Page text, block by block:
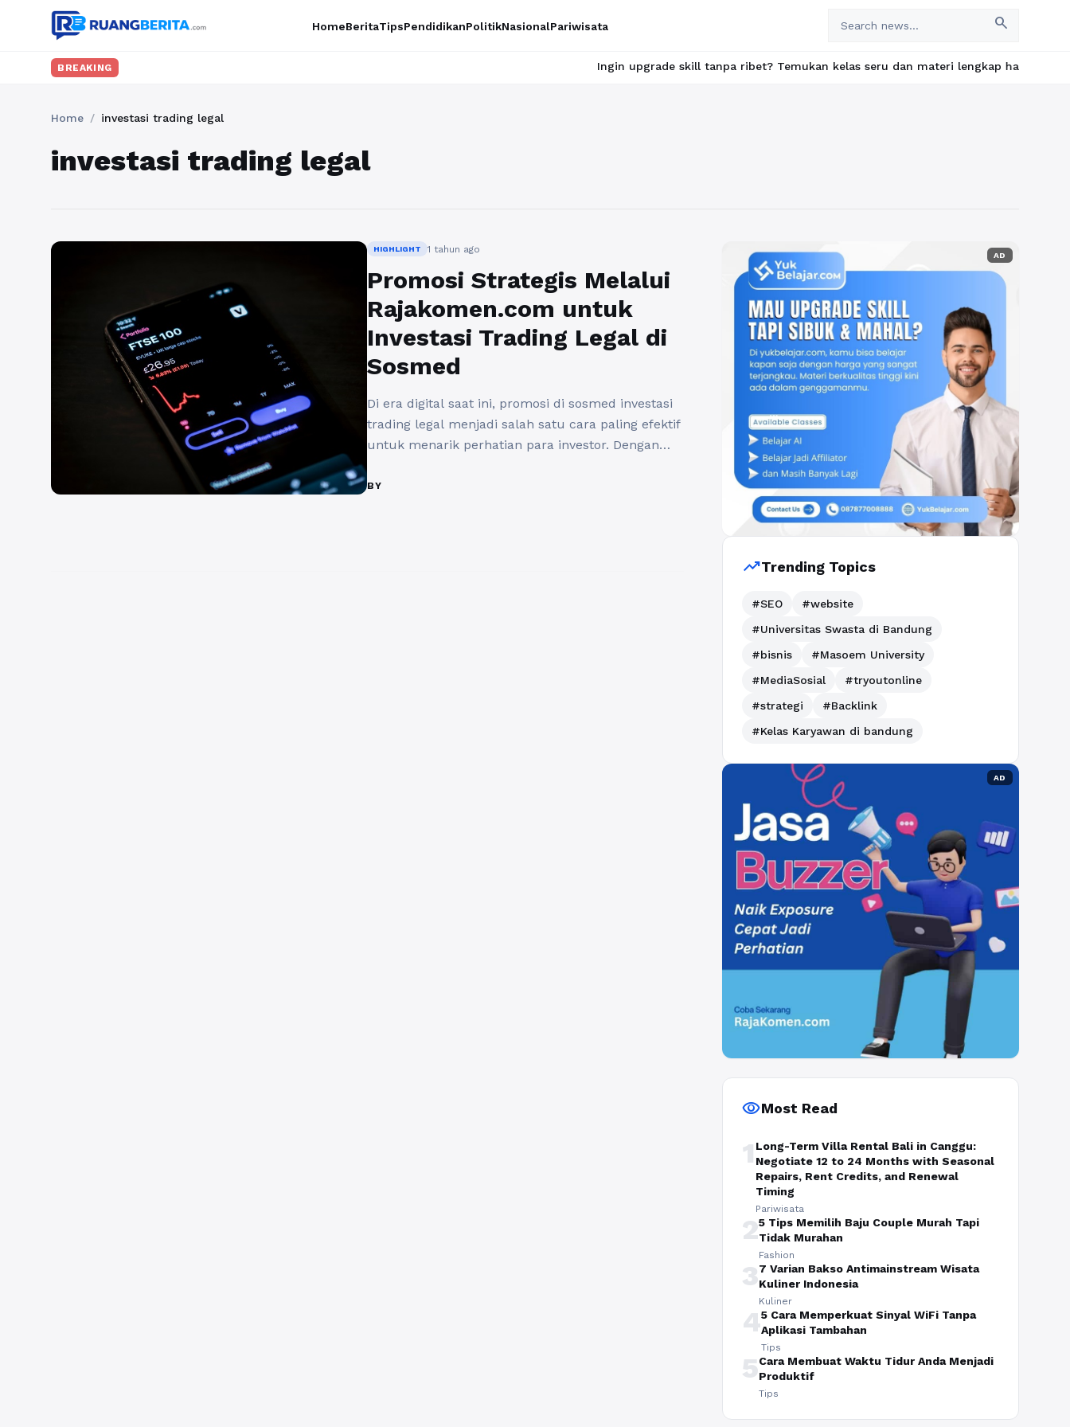
HomeBeritaTipsPendidikanPolitikNasionalPariwisata search
BREAKING Ingin upgrade skill tanpa ribet? Temukan kelas seru dan materi lengkap hanya di
Home / investasi trading legal
investasi trading legal
HIGHLIGHT 1 tahun ago
Promosi Strategis Melalui
Rajakomen.com untuk
Investasi Trading Legal di
Sosmed
Di era digital saat ini, promosi di sosmed investasi
trading legal menjadi salah satu cara paling efektif
untuk menarik perhatian para investor. Dengan
trading membutuhkan strategi promosi yang tepat
BY
AD
trending_upTrending Topics
#SEO
#website
#Universitas Swasta di Bandung
#bisnis
#Masoem University
#MediaSosial
#tryoutonline
#strategi
#Backlink
#Kelas Karyawan di bandung
AD
visibilityMost Read
1 Long-Term Villa Rental Bali in Canggu:
Negotiate 12 to 24 Months with Seasonal
Repairs, Rent Credits, and Renewal
Timing
Pariwisata
25 Tips Memilih Baju Couple Murah Tapi
Tidak Murahan
Fashion
37 Varian Bakso Antimainstream Wisata
Kuliner Indonesia
Kuliner
45 Cara Memperkuat Sinyal WiFi Tanpa
Aplikasi Tambahan
Tips
5Cara Membuat Waktu Tidur Anda Menjadi
Produktif
Tips